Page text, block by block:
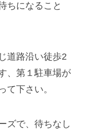
ちになること
道路沿い徒歩2
、第１駐車場が
て下さい。
ズで、待ちなし